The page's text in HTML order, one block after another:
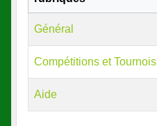
Général
Compétitions et Tournois
Aide